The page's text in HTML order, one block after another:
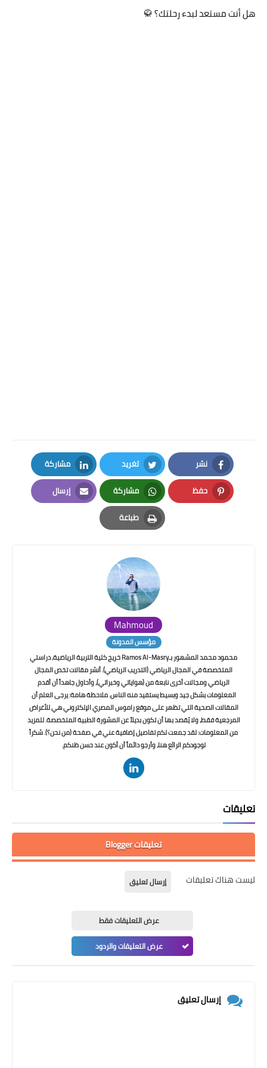
هل أنت مستعد لبدء رحلتك؟ 🥋
نشر
Facebook
تغريد
Twitter
مشاركة
LinkedIn
حفظ
Pinterest
مشاركة
Whatsapp
إرسال
Email
طباعة
Print
Mahmoud
مؤسس المدونة
محمود محمد المشهور بـRamos Al-Masry خريج كلية التربية الرياضية، دراستي
المتخصصة في المجال الرياضي (التدريب الرياضي). أنشر مقالات تخص المجال
الرياضي ومجالات أخرى نابعة من (هواياتي وخبراتي)، وأحاول جاهداً أن أقدم
المعلومات بشكل جيد وبسيط يستفيد منه الناس. ملاحظة هامة: يرجى العلم أن
المقالات الصحية التي تظهر على موقع راموس المصري الإلكتروني هي للأغراض
المرجعية فقط، ولا يُقصد بها أن تكون بديلاً عن المشورة الطبية المتخصصة. للمزيد
من المعلومات: لقد جمعت لكم تفاصيل إضافية عني في صفحة (من نحن؟). شكراً
لوجودكم الرائع هنا، وأرجو دائماً أن أكون عند حسن ظنكم.
تعليقات
تعليقات Blogger
ليست هناك تعليقات إرسال تعليق
عرض التعليقات فقط
عرض التعليقات والردود
إرسال تعليق